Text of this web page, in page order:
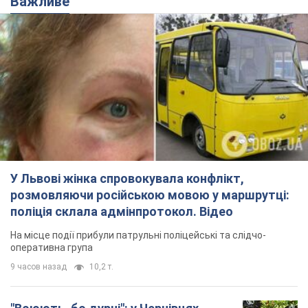
У Львові жінка спровокувала конфлікт,
розмовляючи російською мовою у маршрутці:
поліція склала адмінпротокол. Відео
На місце події прибули патрульні поліцейські та слідчо-
оперативна група
9 часов назад 10,2 т.